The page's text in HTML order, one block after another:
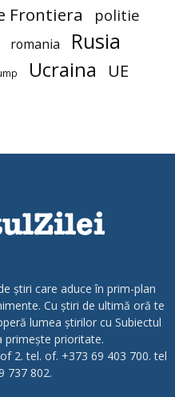
Frontiera politie
romania Rusia
Ucraina UE
știri care aduce în prim-plan
Cu știri de ultimă oră te
lumea știrilor cu Subiectul
primește prioritate.
2. tel. of. +373 69 403 700. tel
737 802.